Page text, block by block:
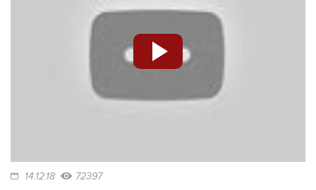
14.12.18 72397